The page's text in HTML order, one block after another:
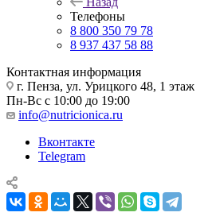
Телефоны
8 800 350 79 78
8 937 437 58 88
Контактная информация
г. Пенза, ул. Урицкого 48, 1 этаж
Пн-Вс с 10:00 до 19:00
info@nutricionica.ru
Вконтакте
Telegram